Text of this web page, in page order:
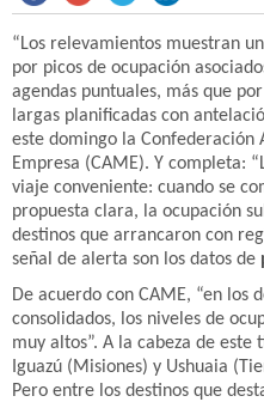
“Los relevamientos muestran
por picos de ocupación
agendas puntuales, más que
largas planificadas con
este domingo la Confederación
Empresa (CAME). Y completa:
viaje conveniente: cuando se
propuesta clara, la ocupación
destinos que arrancaron con
señal de alerta son los datos de
De acuerdo con CAME, “en los
consolidados, los niveles de
muy altos”. A la cabeza de
Iguazú (Misiones) y Ushuaia
Pero entre los destinos que